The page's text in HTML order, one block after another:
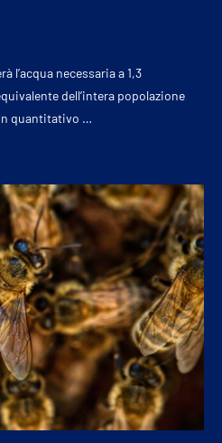
l’acqua necessaria a 1,3
dell’intera popolazione
quantitativo …